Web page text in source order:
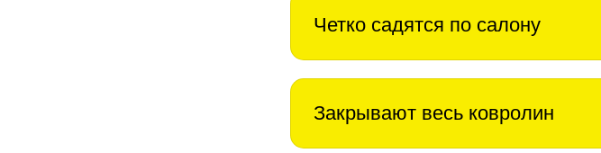
Четко садятся по салону
Закрывают весь ковролин